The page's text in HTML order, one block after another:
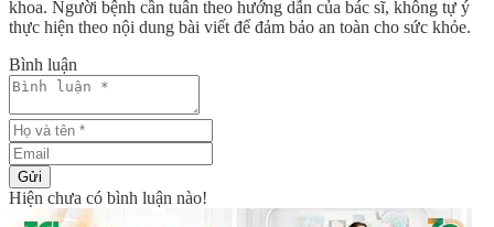
khoa. Người bệnh cần tuân theo hướng dẫn của bác sĩ, không tự ý
thực hiện theo nội dung bài viết để đảm bảo an toàn cho sức khỏe.
Bình luận
Gửi
Hiện chưa có bình luận nào!